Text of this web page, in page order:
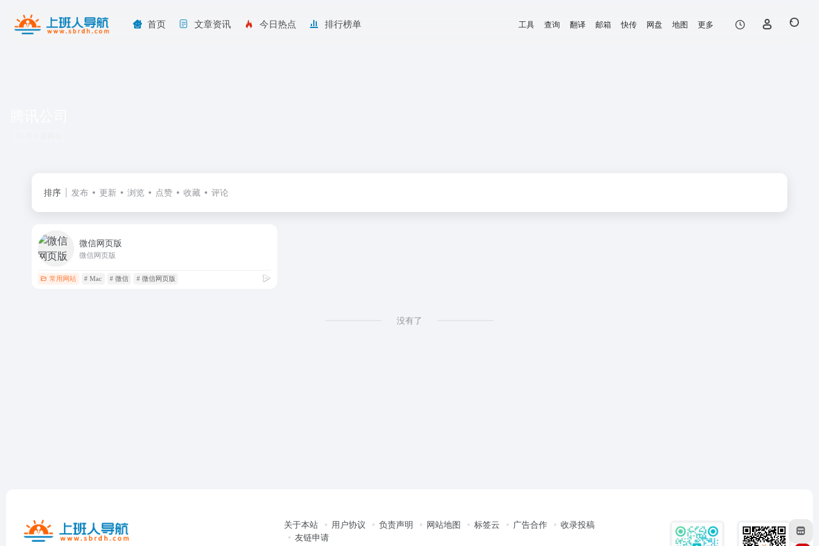
首页 文章资讯 今日热点 排行榜单 工具 查询 翻译 邮箱 快传 网盘 地图 更多
排序 发布 更新 浏览 点赞 收藏 评论
微信网页版
微信网页版
常用网站 # Mac # 微信 # 微信网页版
没有了
关于本站 用户协议 负责声明 网站地图 标签云 广告合作
收录投稿
友链申请